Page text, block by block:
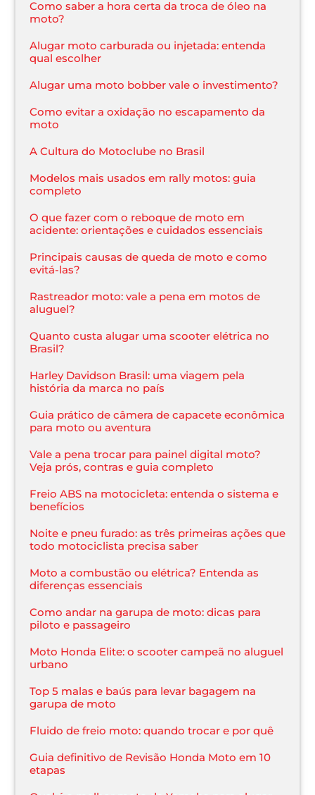
Como saber a hora certa da troca de óleo na
moto?
Alugar moto carburada ou injetada: entenda
qual escolher
Alugar uma moto bobber vale o investimento?
Como evitar a oxidação no escapamento da
moto
A Cultura do Motoclube no Brasil
Modelos mais usados em rally motos: guia
completo
O que fazer com o reboque de moto em
acidente: orientações e cuidados essenciais
Principais causas de queda de moto e como
evitá-las?
Rastreador moto: vale a pena em motos de
aluguel?
Quanto custa alugar uma scooter elétrica no
Brasil?
Harley Davidson Brasil: uma viagem pela
história da marca no país
Guia prático de câmera de capacete econômica
para moto ou aventura
Vale a pena trocar para painel digital moto?
Veja prós, contras e guia completo
Freio ABS na motocicleta: entenda o sistema e
benefícios
Noite e pneu furado: as três primeiras ações que
todo motociclista precisa saber
Moto a combustão ou elétrica? Entenda as
diferenças essenciais
Como andar na garupa de moto: dicas para
piloto e passageiro
Moto Honda Elite: o scooter campeã no aluguel
urbano
Top 5 malas e baús para levar bagagem na
garupa de moto
Fluido de freio moto: quando trocar e por quê
Guia definitivo de Revisão Honda Moto em 10
etapas